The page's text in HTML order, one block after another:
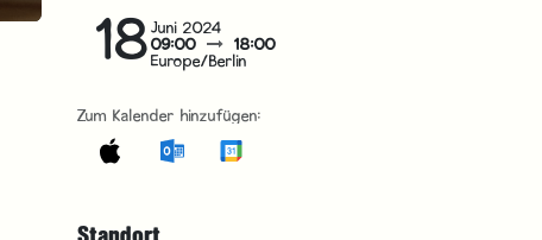
18Juni 2024
09:00 18:00
Europe/Berlin
Zum Kalender hinzufügen: